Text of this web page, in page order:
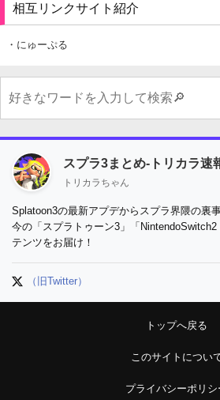
相互リンクサイト紹介
・にゅーぷる
スプラ3まとめ-トリカラ速
トリカラちゃん
Splatoon3の最新アプデからスプラ界隈の裏
今の「スプラトゥーン3」「
テンツをお届け！
（旧Twitter）
トップへ戻る
このサイトについ
プライバシーポリシ